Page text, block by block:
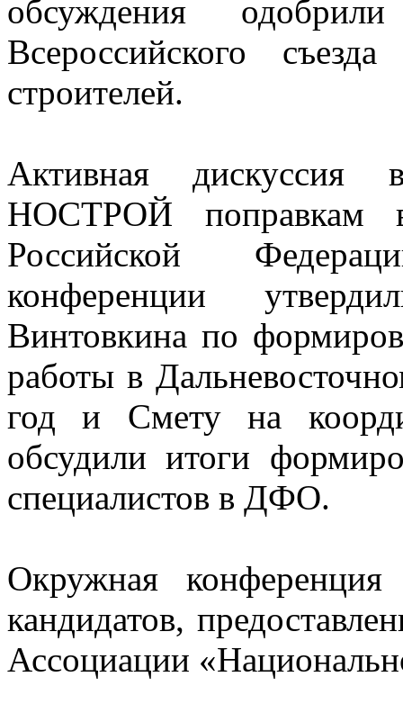
обсуждения
Всероссийского
строителей.
Активная дискуссия
НОСТРОЙ поправкам в
Российской
конференции
Винтовкина по
работы в
год и Смету на
обсудили итоги
специалистов в ДФО.
Окружная
кандидатов,
Ассоциации